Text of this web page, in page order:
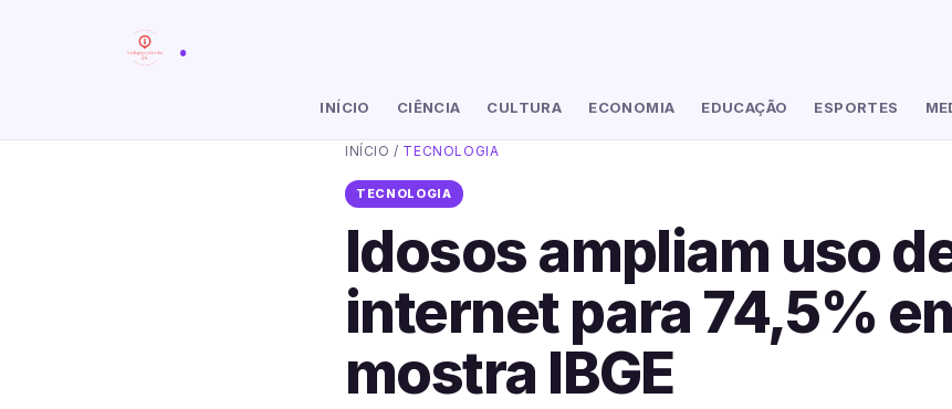
.
INÍCIO CIÊNCIA CULTURA ECONOMIA EDUCAÇÃO ESPORTES
INÍCIO / TECNOLOGIA
TECNOLOGIA
Idosos ampliam uso
internet para 74,5%
mostra IBGE